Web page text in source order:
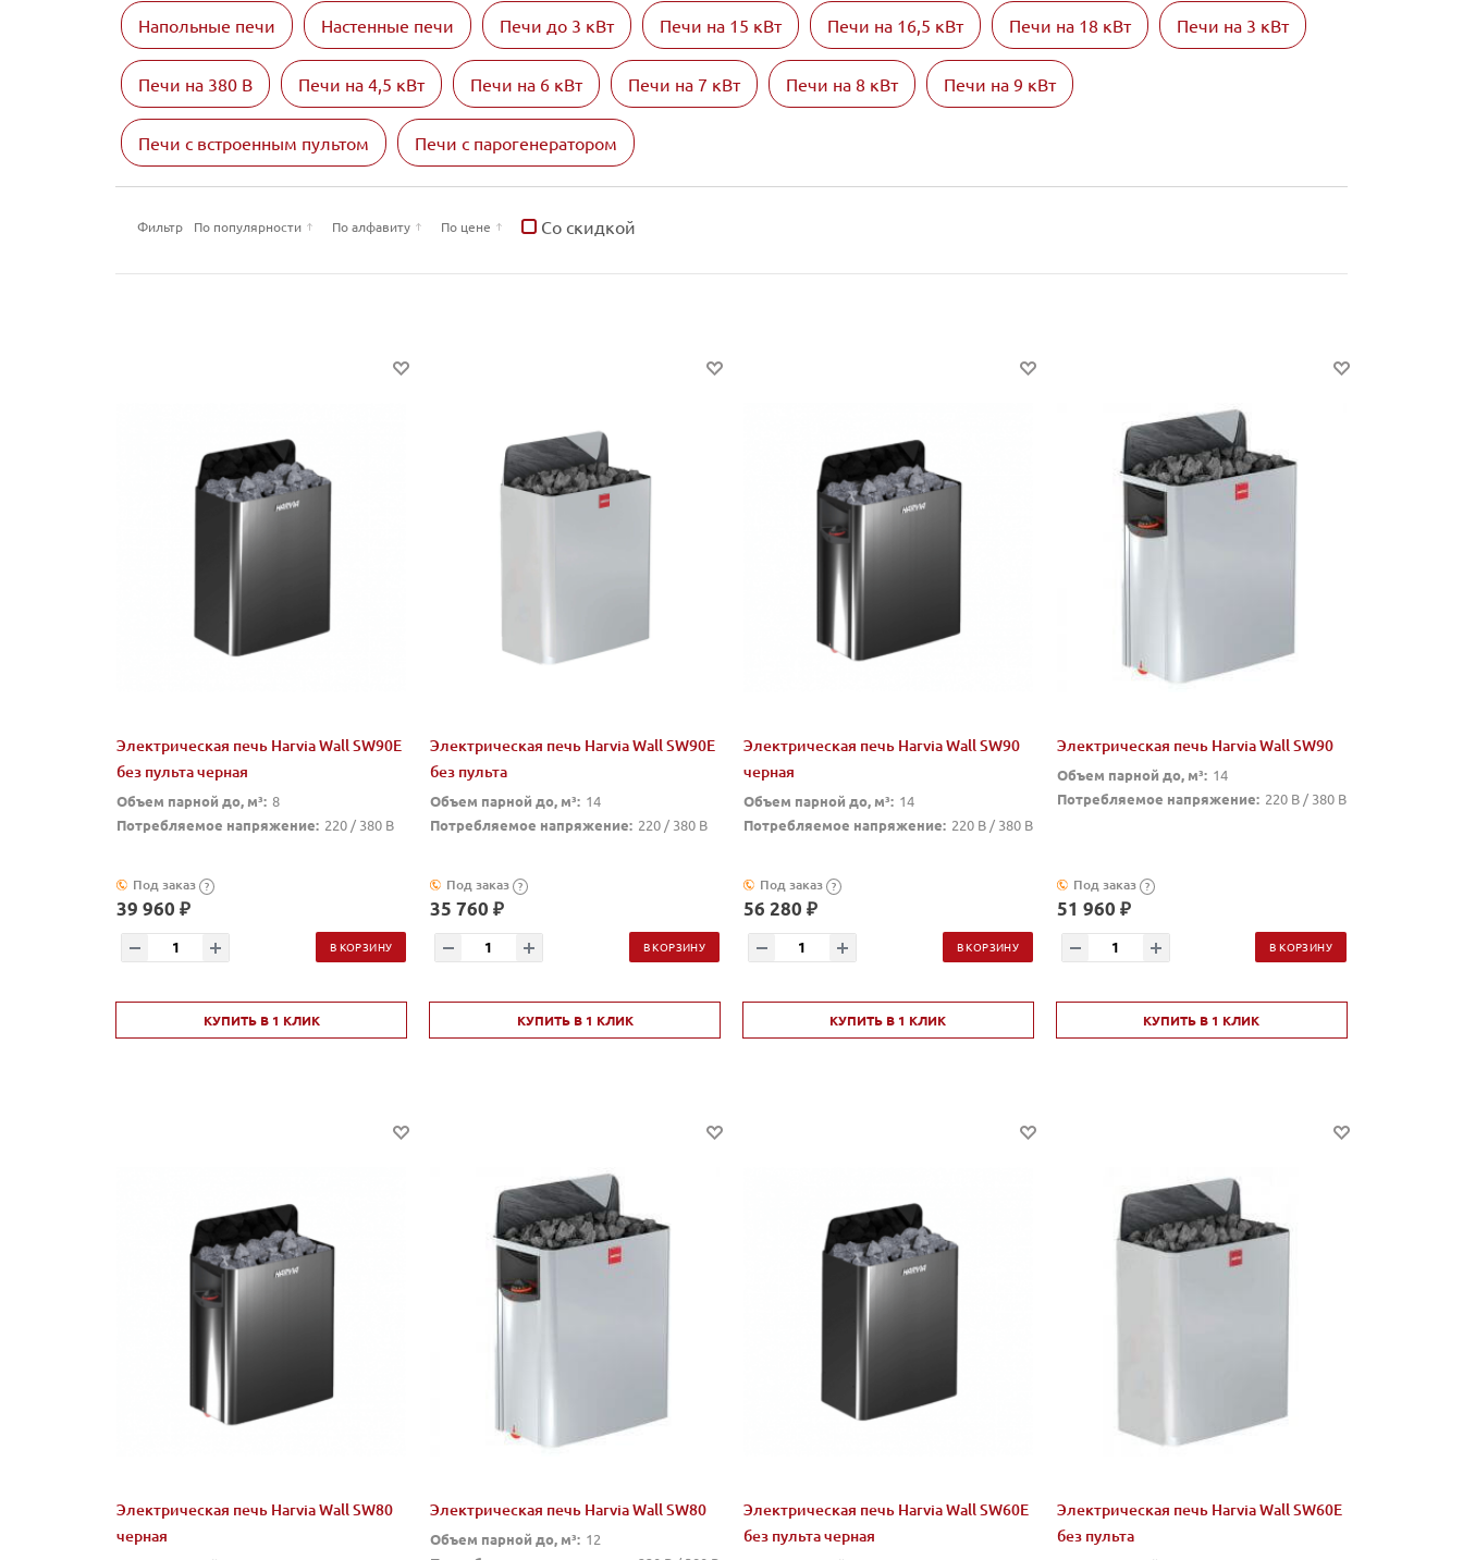
Напольные печи Настенные печи Печи до 3 кВт Печи на 15 кВт Печи на 16,5 кВт Печи на 18 кВт Печи на 3 кВт
Печи на 380 В Печи на 4,5 кВт Печи на 6 кВт Печи на 7 кВт Печи на 8 кВт Печи на 9 кВт
Печи с встроенным пультом Печи с парогенератором
Фильтр По популярности По алфавиту По цене Со скидкой
Электрическая печь Harvia Wall SW90E
без пульта черная
Объем парной до, м³: 8
Потребляемое напряжение: 220 / 380 В
Под заказ ?
39 960 ₽
В КОРЗИНУ
КУПИТЬ В 1 КЛИК
Электрическая печь Harvia Wall SW90E
без пульта
Объем парной до, м³: 14
Потребляемое напряжение: 220 / 380 В
Под заказ ?
35 760 ₽
В КОРЗИНУ
КУПИТЬ В 1 КЛИК
Электрическая печь Harvia Wall SW90
черная
Объем парной до, м³: 14
Потребляемое напряжение: 220 В / 380 В
Под заказ ?
56 280 ₽
В КОРЗИНУ
КУПИТЬ В 1 КЛИК
Электрическая печь Harvia Wall SW90
Объем парной до, м³: 14
Потребляемое напряжение: 220 В / 380 В
Под заказ ?
51 960 ₽
В КОРЗИНУ
КУПИТЬ В 1 КЛИК
Электрическая печь Harvia Wall SW80
черная
Электрическая печь Harvia Wall SW80
Объем парной до, м³: 12
Электрическая печь Harvia Wall SW60E
без пульта черная
Электрическая печь Harvia Wall SW60E
без пульта